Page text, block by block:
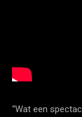
“Wat een